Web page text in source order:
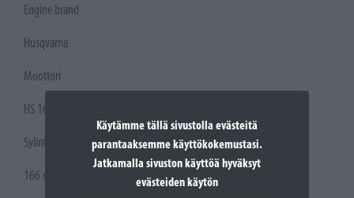
Käytämme tällä sivustolla evästeitä
parantaaksemme käyttökokemustasi.
Jatkamalla sivuston käyttöä hyväksyt
evästeiden käytön
Engine brand
Husqvarna
Moottori
HS 166A
Sylinteritilavuus
166 cm³